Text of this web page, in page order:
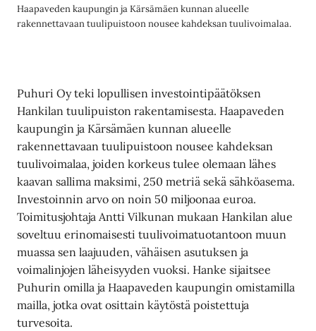
Haapaveden kaupungin ja Kärsämäen kunnan alueelle
rakennettavaan tuulipuistoon nousee kahdeksan tuulivoimalaa.
Puhuri Oy teki lopullisen investointipäätöksen
Hankilan tuulipuiston rakentamisesta. Haapaveden
kaupungin ja Kärsämäen kunnan alueelle
rakennettavaan tuulipuistoon nousee kahdeksan
tuulivoimalaa, joiden korkeus tulee olemaan lähes
kaavan sallima maksimi, 250 metriä sekä sähköasema.
Investoinnin arvo on noin 50 miljoonaa euroa.
Toimitusjohtaja Antti Vilkunan mukaan Hankilan alue
soveltuu erinomaisesti tuulivoimatuotantoon muun
muassa sen laajuuden, vähäisen asutuksen ja
voimalinjojen läheisyyden vuoksi. Hanke sijaitsee
Puhurin omilla ja Haapaveden kaupungin omistamilla
mailla, jotka ovat osittain käytöstä poistettuja
turvesoita.